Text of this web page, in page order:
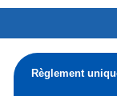
Règlement